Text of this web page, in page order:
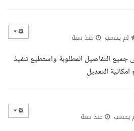
لم يحسب منذ سنة
التفاصيل المطلوبة واستطيع تنفيذ
التعديل
يحسب منذ سنة